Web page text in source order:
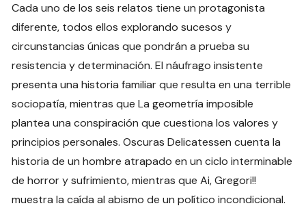
Cada uno de los seis relatos tiene un protagonista
diferente, todos ellos explorando sucesos y
circunstancias únicas que pondrán a prueba su
resistencia y determinación. El náufrago insistente
presenta una historia familiar que resulta en una terrible
sociopatía, mientras que La geometría imposible
plantea una conspiración que cuestiona los valores y
principios personales. Oscuras Delicatessen cuenta la
historia de un hombre atrapado en un ciclo interminable
de horror y sufrimiento, mientras que Ai, Gregori!!
muestra la caída al abismo de un político incondicional.